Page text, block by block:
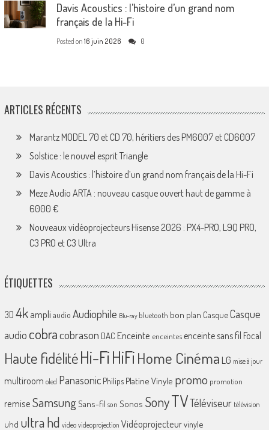
Davis Acoustics : l’histoire d’un grand nom
français de la Hi-Fi
Posted on 16 juin 2026 0
ARTICLES RÉCENTS
Marantz MODEL 70 et CD 70, héritiers des PM6007 et CD6007
Solstice : le nouvel esprit Triangle
Davis Acoustics : l’histoire d’un grand nom français de la Hi-Fi
Meze Audio ARTA : nouveau casque ouvert haut de gamme à
6000 €
Nouveaux vidéoprojecteurs Hisense 2026 : PX4-PRO, L9Q PRO,
C3 PRO et C3 Ultra
ÉTIQUETTES
3D 4k ampliaudio Audiophile Blu-ray bluetooth bon plan CasqueCasque
audio cobracobrason DAC Enceinte enceintes enceinte sans fil Focal
Haute fidélitéHi-FiHiFiHome Cinéma LG mise à jour
multiroom oled Panasonic Philips Platine Vinyle promo promotion
remiseSamsungSans-fil son Sonos SonyTVTéléviseur télévision
uhd ultra hd video videoprojection Vidéoprojecteurvinyle